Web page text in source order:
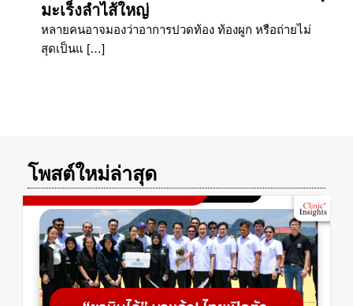
มะเร็งลำไส้ใหญ่
หลายคนอาจมองว่าอาการปวดท้อง ท้องผูก หรือถ่ายไม่
สุดเป็นแ […]
โพสต์ใหม่ล่าสุด